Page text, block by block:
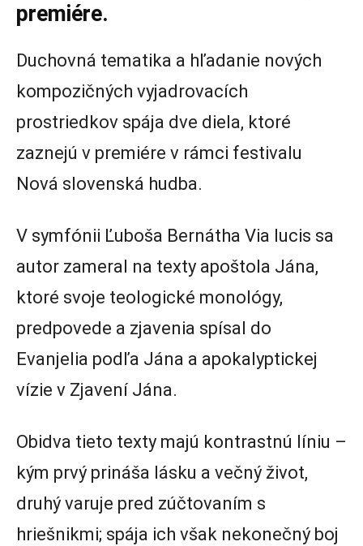
premiére.
Duchovná tematika a hľadanie nových
kompozičných vyjadrovacích
prostriedkov spája dve diela, ktoré
zaznejú v premiére v rámci festivalu
Nová slovenská hudba.
V symfónii Ľuboša Bernátha Via lucis sa
autor zameral na texty apoštola Jána,
ktoré svoje teologické monológy,
predpovede a zjavenia spísal do
Evanjelia podľa Jána a apokalyptickej
vízie v Zjavení Jána.
Obidva tieto texty majú kontrastnú líniu –
kým prvý prináša lásku a večný život,
druhý varuje pred zúčtovaním s
hriešnikmi; spája ich však nekonečný boj